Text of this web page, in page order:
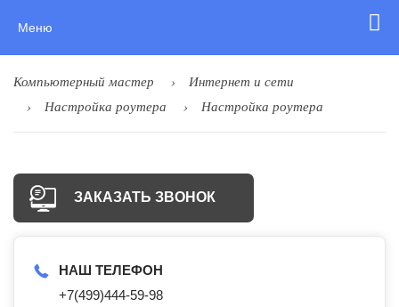
Меню
Компьютерный мастер
Интернет и сети
Настройка роутера
Настройка роутера
ЗАКАЗАТЬ ЗВОНОК
НАШ ТЕЛЕФОН
+7(499)444-59-98